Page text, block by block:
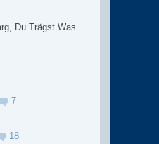
Du Trägst Was
7
18